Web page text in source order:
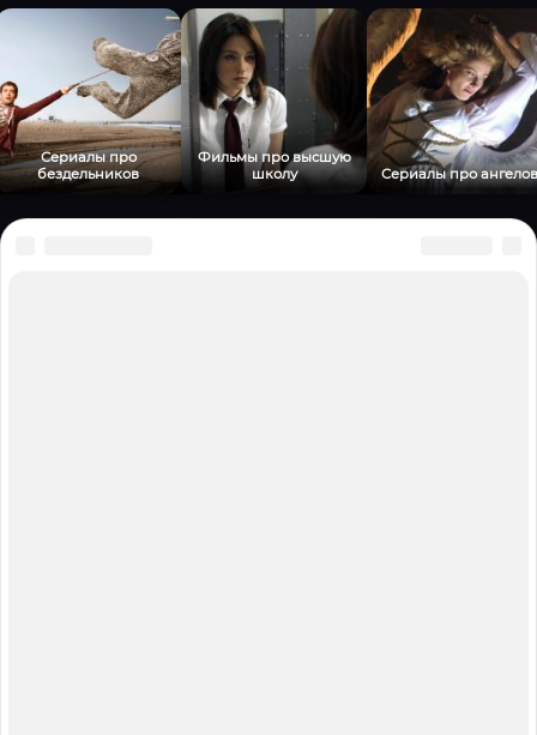
Сериалы про
бездельников
Фильмы про высшую
школу
Сериалы про ангелов